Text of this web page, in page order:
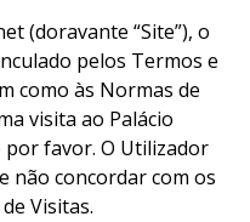
(doravante “Site”), o
pelos Termos e
como às Normas de
visita ao Palácio
favor. O Utilizador
não concordar com os
Visitas.